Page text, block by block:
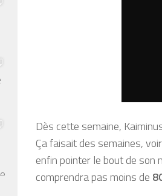
Dès cette semaine,
Ça faisait des semaines,
enfin pointer le bout de son
comprendra pas moins de